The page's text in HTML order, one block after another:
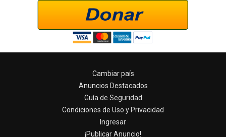
Cambiar país
Anuncios Destacados
Guía de Seguridad
Condiciones de Uso y Privacidad
Ingresar
¡Publicar Anuncio!